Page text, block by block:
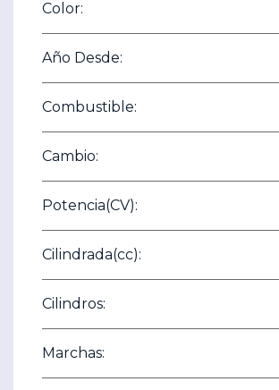
Color:
Año Desde:
Combustible:
Cambio:
Potencia(CV):
Cilindrada(cc):
Cilindros:
Marchas: